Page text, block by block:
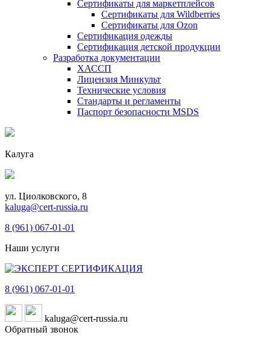
Сертификаты для маркетплейсов
Сертификаты для Wildberries
Сертификаты для Ozon
Сертификация одежды
Сертификация детской продукции
Разработка документации
ХАССП
Лицензия Минкульт
Технические условия
Стандарты и регламенты
Паспорт безопасности MSDS
Калуга
ул. Циолковского, 8
kaluga@cert-russia.ru
8 (961) 067-01-01
Наши услуги
8 (961) 067-01-01
kaluga@cert-russia.ru
Обратный звонок